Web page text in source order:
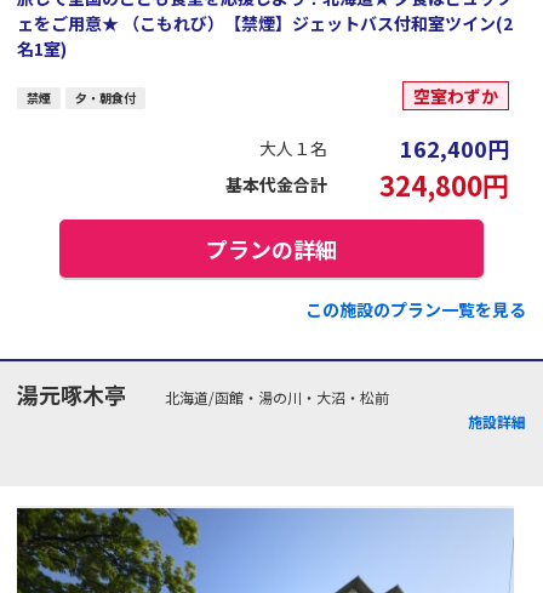
ェをご用意★ （こもれび）【禁煙】ジェットバス付和室ツイン(2
名1室)
禁煙 夕・朝食付 空室わずか
大人１名 162,400円
基本代金合計 324,800円
プランの詳細
この施設のプラン一覧を見る
湯元啄木亭
北海道/函館・湯の川・大沼・松前
施設詳細